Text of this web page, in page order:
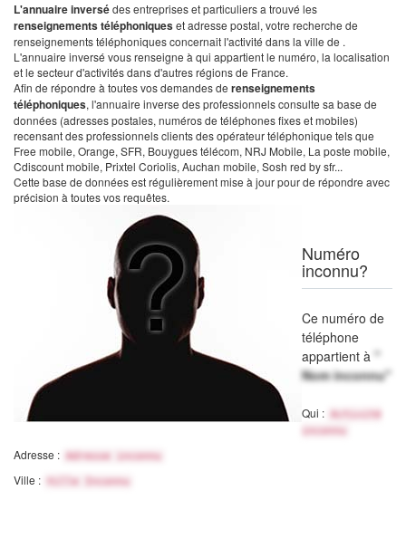
L'annuaire inversédes entreprises et particuliers a trouvé les
renseignements téléphoniqueset adresse postal, votre recherche de
renseignements téléphoniques concernait l'activité dans la ville de .
L'annuaire inversé vous renseigne à qui appartient le numéro, la localisation
et le secteur d'activités dans d'autres régions de France.
Afin de répondre à toutes vos demandes de renseignements
téléphoniques, l'annuaire inverse des professionnels consulte sa base de
données (adresses postales, numéros de téléphones fixes et mobiles)
recensant des professionnels clients des opérateur téléphonique tels que
Free mobile, Orange, SFR, Bouygues télécom, NRJ Mobile, La poste mobile,
Cdiscount mobile, Prixtel Coriolis, Auchan mobile, Sosh red by sfr...
Cette base de données est régulièrement mise à jour pour de répondre avec
précision à toutes vos requêtes.
Numéro
inconnu?
Ce numéro de
téléphone
appartient à "
Nom inconnu"
Qui :
Activité
inconnu
Adresse : Adresse inconnu
Ville : Ville Inconnu